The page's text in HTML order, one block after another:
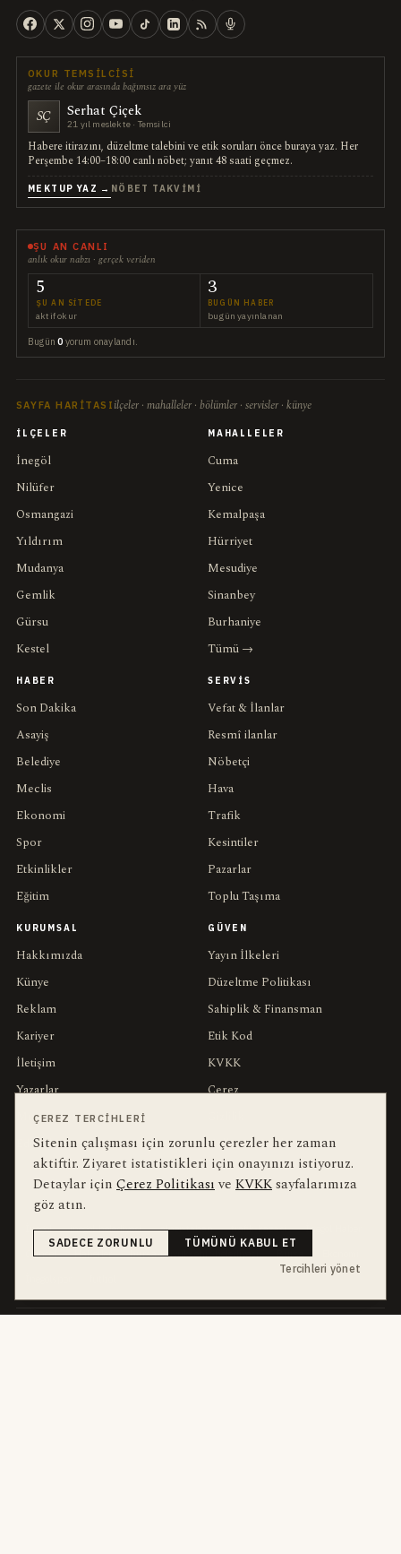
OKUR TEMSILCISI
gazete ile okur arasında bağımsız ara yüz
SÇ Serhat Çiçek
21 yıl meslekte · Temsilci
Habere itirazını, düzeltme talebini ve etik soruları önce buraya yaz. Her
Perşembe 14:00–18:00 canlı nöbet; yanıt 48 saati geçmez.
MEKTUP YAZ → NÖBET TAKVIMI
ŞU AN CANLI
anlık okur nabzı · gerçek veriden
5
ŞU AN SITEDE
aktif okur
3
BUGÜN HABER
bugün yayınlanan
Bugün0 yorum onaylandı.
SAYFA HARITASI ilçeler · mahalleler · bölümler · servisler · künye
İLÇELER
İnegöl
Nilüfer
Osmangazi
Yıldırım
Mudanya
Gemlik
Gürsu
Kestel
MAHALLELER
Cuma
Yenice
Kemalpaşa
Hürriyet
Mesudiye
Sinanbey
Burhaniye
Tümü →
HABER
Son Dakika
Asayiş
Belediye
Meclis
Ekonomi
Spor
Etkinlikler
Eğitim
SERVIS
Vefat & İlanlar
Resmî ilanlar
Nöbetçi
Hava
Trafik
Kesintiler
Pazarlar
Toplu Taşıma
KURUMSAL
Hakkımızda
Künye
Reklam
Kariyer
İletişim
Yazarlar
Muhabirler
Editörler
GÜVEN
Yayın İlkeleri
Düzeltme Politikası
Sahiplik & Finansman
Etik Kod
KVKK
Çerez
Kullanım Şartları
YEREL ARANANLAR
İnegöl inegol-belediyesi alper-taban trafik-kazasi
İnegöl Haber
Güncel
Haberler bursa-buyuksehir-belediyesi
ÇEREZ TERCIHLERI
Sitenin çalışması için zorunlu çerezler her zaman
aktiftir. Ziyaret istatistikleri için onayınızı istiyoruz.
Detaylar için Çerez Politikasıve KVKKsayfalarımıza
göz atın.
SADECE ZORUNLU
TÜMÜNÜ KABUL ET
Tercihleri yönet